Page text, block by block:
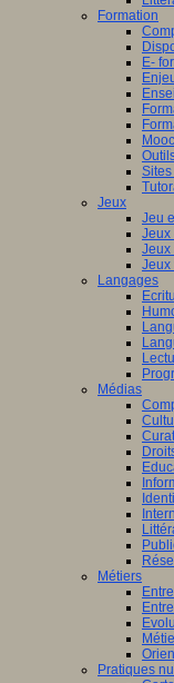
Formation
E-
Jeux
Jeu
Jeux
Jeux
Jeux
Langages
Médias
Métiers
Pratiques